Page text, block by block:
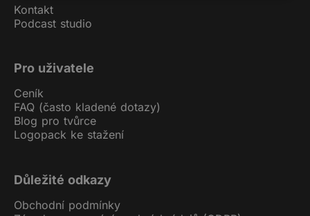
Kontakt
Podcast studio
Pro uživatele
Ceník
FAQ (často kladené dotazy)
Blog pro tvůrce
Logopack ke stažení
Důležité odkazy
Obchodní podmínky